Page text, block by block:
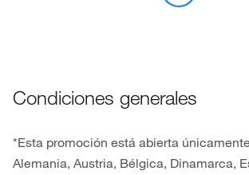
Condiciones generales
*Esta promoción está abierta
Alemania, Austria, Bélgica, Dinamarca,